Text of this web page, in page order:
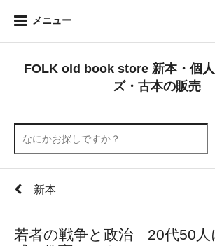
メニュー
FOLK old book store 新本・個
ズ・古本の販売
新本
若者の戦争と政治 20代50人